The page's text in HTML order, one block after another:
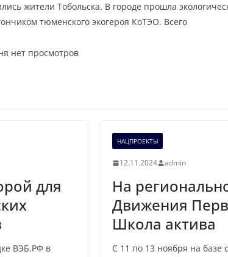
жители Тобольска. В городе прошла
тюменского экогероя КоТЭО. Всего
нет просмотров
для
ВЭБ.РФ в
НАЦПРОЕКТЫ
12.11.2024 admin
На
Движения
Школа актива
С 11 по 13 ноября на базе